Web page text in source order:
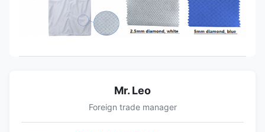
Mr. Leo
Foreign trade manager